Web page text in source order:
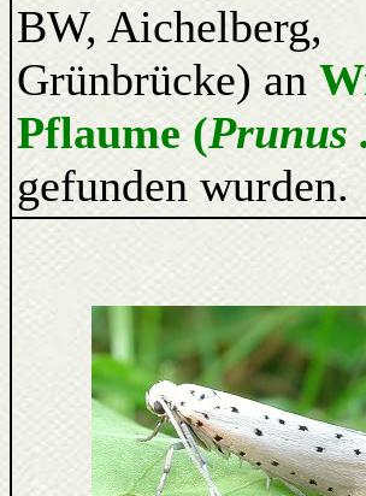
BW, Aichelberg,
Grünbrücke) an
Pflaume (Prunus
gefunden wurden.